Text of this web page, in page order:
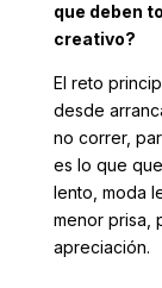
que deben
creativo?
El reto
desde
no correr,
es lo que
lento, moda
menor prisa,
apreciación.